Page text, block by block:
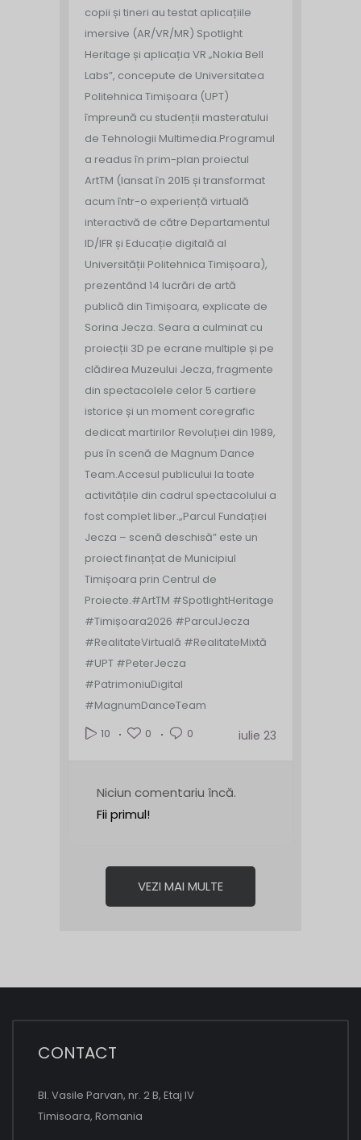
copii și tineri au testat aplicațiile
imersive (AR/VR/MR) Spotlight
Heritage și aplicația VR „Nokia Bell
Labs”, concepute de Universitatea
Politehnica Timișoara (UPT)
împreună cu studenții masteratului
de Tehnologii Multimedia.Programul
a readus în prim-plan proiectul
ArtTM (lansat în 2015 și transformat
acum într-o experiență virtuală
interactivă de către Departamentul
ID/IFR și Educație digitală al
Universității Politehnica Timișoara),
prezentând 14 lucrări de artă
publică din Timișoara, explicate de
Sorina Jecza. Seara a culminat cu
proiecții 3D pe ecrane multiple și pe
clădirea Muzeului Jecza, fragmente
din spectacolele celor 5 cartiere
istorice și un moment coregrafic
dedicat martirilor Revoluției din 1989,
pus în scenă de Magnum Dance
Team.Accesul publicului la toate
activitățile din cadrul spectacolului a
fost complet liber.„Parcul Fundației
Jecza – scenă deschisă” este un
proiect finanțat de Municipiul
Timișoara prin Centrul de
Proiecte.#ArtTM #SpotlightHeritage
#Timișoara2026 #ParculJecza
#RealitateVirtuală #RealitateMixtă
#UPT #PeterJecza
#PatrimoniuDigital
#MagnumDanceTeam
10
0 0 iulie 23
Niciun comentariu încă.
Fii primul!
VEZI MAI MULTE
CONTACT
Bl. Vasile Parvan, nr. 2 B, Etaj IV
Timisoara, Romania